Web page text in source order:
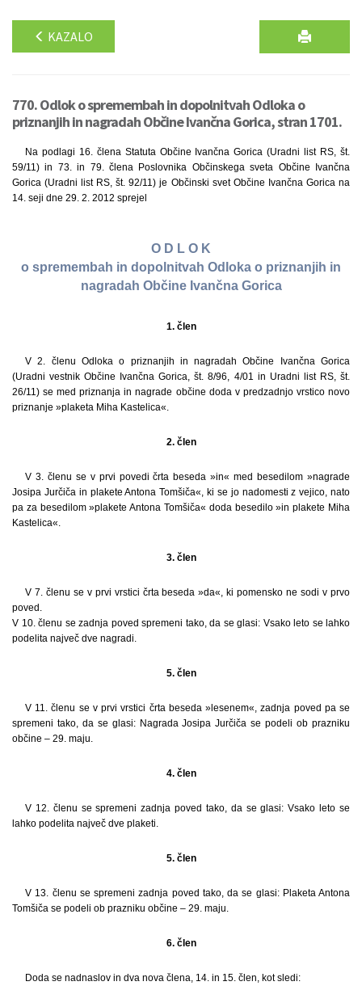
KAZALO
770. Odlok o spremembah in dopolnitvah Odloka o
priznanjih in nagradah Občine Ivančna Gorica, stran 1701.
Na podlagi 16. člena Statuta Občine Ivančna Gorica (Uradni list RS, št.
59/11) in 73. in 79. člena Poslovnika Občinskega sveta Občine Ivančna
Gorica (Uradni list RS, št. 92/11) je Občinski svet Občine Ivančna Gorica na
14. seji dne 29. 2. 2012 sprejel
O D L O K
o spremembah in dopolnitvah Odloka o priznanjih in
nagradah Občine Ivančna Gorica
1. člen
V 2. členu Odloka o priznanjih in nagradah Občine Ivančna Gorica
(Uradni vestnik Občine Ivančna Gorica, št. 8/96, 4/01 in Uradni list RS, št.
26/11) se med priznanja in nagrade občine doda v predzadnjo vrstico novo
priznanje »plaketa Miha Kastelica«.
2. člen
V 3. členu se v prvi povedi črta beseda »in« med besedilom »nagrade
Josipa Jurčiča in plakete Antona Tomšiča«, ki se jo nadomesti z vejico, nato
pa za besedilom »plakete Antona Tomšiča« doda besedilo »in plakete Miha
Kastelica«.
3. člen
V 7. členu se v prvi vrstici črta beseda »da«, ki pomensko ne sodi v prvo
poved.
V 10. členu se zadnja poved spremeni tako, da se glasi: Vsako leto se lahko
podelita največ dve nagradi.
5. člen
V 11. členu se v prvi vrstici črta beseda »lesenem«, zadnja poved pa se
spremeni tako, da se glasi: Nagrada Josipa Jurčiča se podeli ob prazniku
občine – 29. maju.
4. člen
V 12. členu se spremeni zadnja poved tako, da se glasi: Vsako leto se
lahko podelita največ dve plaketi.
5. člen
V 13. členu se spremeni zadnja poved tako, da se glasi: Plaketa Antona
Tomšiča se podeli ob prazniku občine – 29. maju.
6. člen
Doda se nadnaslov in dva nova člena, 14. in 15. člen, kot sledi: